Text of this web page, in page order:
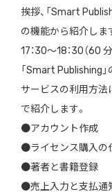
挨拶、「Smart
の機能から紹介しま
17：30〜18：30（60 分
「Smart Publishing
サービスの利用方法
で紹介します。
●アカウント作成
●ライセンス購入の
●著者と書籍登録
●売上入力と支払通